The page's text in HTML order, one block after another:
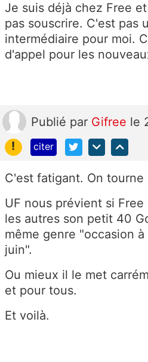
Je suis déjà chez Free
pas souscrire. C'est pas
intermédiaire pour moi.
d'appel pour les
Publié par Gifree le
!
citer
C'est fatigant. On tourne
UF nous prévient si
les autres son petit 40
même genre "occasion
juin".
Ou mieux il le met
et pour tous.
Et voilà.